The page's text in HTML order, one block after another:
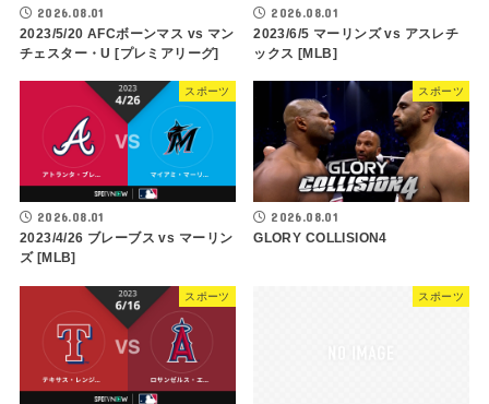
2026.08.01
2023/5/20 AFCボーンマス vs マン
チェスター・U [プレミアリーグ]
2026.08.01
2023/6/5 マーリンズ vs アスレチ
ックス [MLB]
スポーツ
2026.08.01
2023/4/26 ブレーブス vs マーリン
ズ [MLB]
スポーツ
2026.08.01
GLORY COLLISION4
スポーツ スポーツ